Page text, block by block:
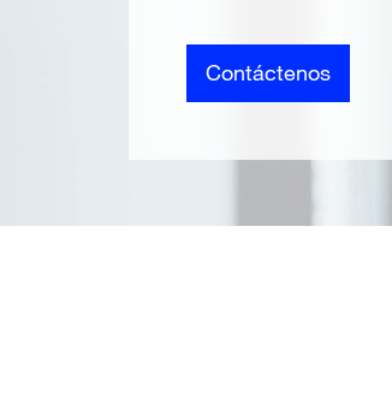
Contáctenos